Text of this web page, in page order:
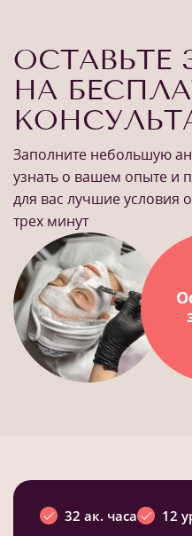
ОСТАВЬТЕ
НА
Заполните небольшую
узнать о вашем опыте и
для вас лучшие условия
трех минут
32 ак. часа 12